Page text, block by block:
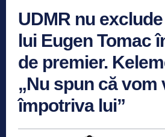
UDMR nu
lui Eugen Tomac
de premier.
„Nu spun că vom
împotriva lui”